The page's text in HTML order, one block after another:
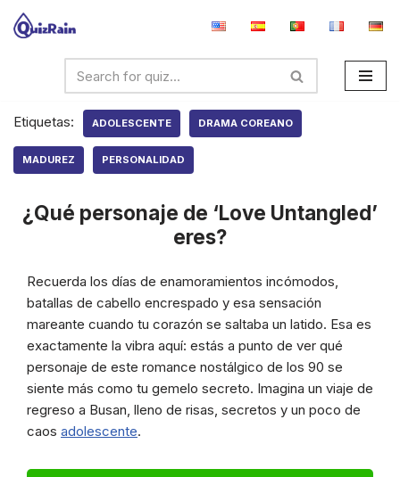
contenido
Etiquetas:
ADOLESCENTE DRAMA COREANO
MADUREZ PERSONALIDAD
¿Qué personaje de ‘Love Untangled’
eres?
Recuerda los días de enamoramientos incómodos,
batallas de cabello encrespado y esa sensación
mareante cuando tu corazón se saltaba un latido. Esa es
exactamente la vibra aquí: estás a punto de ver qué
personaje de este romance nostálgico de los 90 se
siente más como tu gemelo secreto. Imagina un viaje de
regreso a Busan, lleno de risas, secretos y un poco de
caos adolescente.